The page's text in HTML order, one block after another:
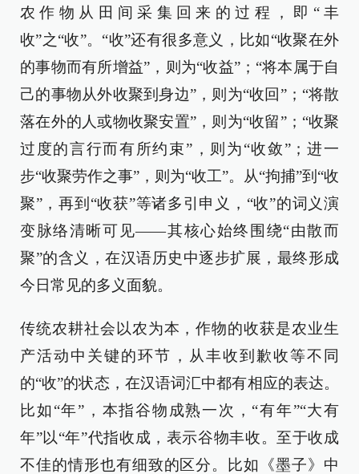
农作物从田间采集回来的过程，即“丰
收”之“收”。“收”还有很多意义，比如“收聚在外
的事物而有所增益”，则为“收益”；“将本属于自
己的事物从外收聚到身边”，则为“收回”；“将散
落在外的人或物收聚安置”，则为“收留”；“收聚
过度的言行而有所约束”，则为“收敛”；进一
步“收聚劳作之事”，则为“收工”。从“拘捕”到“收
聚”，再到“收获”等诸多引申义，“收”的词义演
变脉络清晰可见——其核心始终围绕“由散而
聚”的含义，在汉语历史中逐步扩展，最终形成
今日常见的多义面貌。
传统农耕社会以农为本，作物的收获是农业生
产活动中关键的环节，从丰收到歉收等不同
的“收”的状态，在汉语词汇中都有相应的表达。
比如“年”，本指谷物成熟一次，“有年”“大有
年”以“年”代指收成，表示谷物丰收。至于收成
不佳的情形也有细致的区分。比如《墨子》中